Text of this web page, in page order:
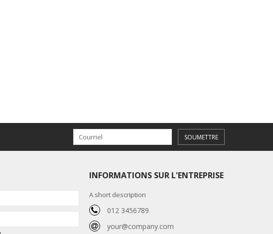
SOUMETTRE
INFORMATIONS SUR L'ENTREPRISE
A short description
012 3456789
your@company.com